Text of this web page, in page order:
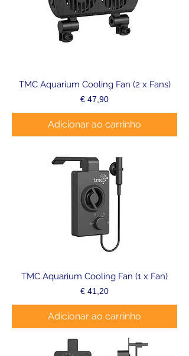
TMC Aquarium Cooling Fan (2 x Fans)
Preço
€ 47,90
Adicionar ao carrinho
TMC Aquarium Cooling Fan (1 x Fan)
Preço
€ 41,20
Adicionar ao carrinho